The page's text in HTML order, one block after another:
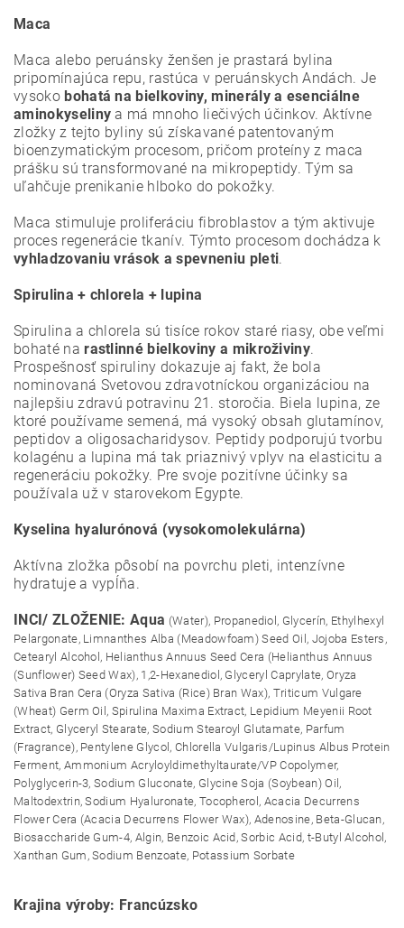
Maca
Maca alebo peruánsky ženšen je prastará bylina
pripomínajúca repu, rastúca v peruánskych Andách. Je
vysokobohatá na bielkoviny, minerály a esenciálne
aminokyseliny a má mnoho liečivých účinkov. Aktívne
zložky z tejto byliny sú získavané patentovaným
bioenzymatickým procesom, pričom proteíny z maca
prášku sú transformované na mikropeptidy. Tým sa
uľahčuje prenikanie hlboko do pokožky.
Maca stimuluje proliferáciu fibroblastov a tým aktivuje
proces regenerácie tkanív. Týmto procesom dochádza k
vyhladzovaniu vrások a spevneniu pleti.
Spirulina + chlorela + lupina
Spirulina a chlorela sú tisíce rokov staré riasy, obe veľmi
bohaté narastlinné bielkoviny a mikroživiny.
Prospešnosť spiruliny dokazuje aj fakt, že bola
nominovaná Svetovou zdravotníckou organizáciou na
najlepšiu zdravú potravinu 21. storočia. Biela lupina, ze
ktoré používame semená, má vysoký obsah glutamínov,
peptidov a oligosacharidysov. Peptidy podporujú tvorbu
kolagénu a lupina má tak priaznivý vplyv na elasticitu a
regeneráciu pokožky. Pre svoje pozitívne účinky sa
používala už v starovekom Egypte.
Kyselina hyalurónová (vysokomolekulárna)
Aktívna zložka pôsobí na povrchu pleti, intenzívne
hydratuje a vypĺňa.
INCI/ ZLOŽENIE: Aqua (Water), Propanediol, Glycerín, Ethylhexyl
Pelargonate, Limnanthes Alba (Meadowfoam) Seed Oil, Jojoba Esters,
Cetearyl Alcohol, Helianthus Annuus Seed Cera (Helianthus Annuus
(Sunflower) Seed Wax), 1,2-Hexanediol, Glyceryl Caprylate, Oryza
Sativa Bran Cera (Oryza Sativa (Rice) Bran Wax), Triticum Vulgare
(Wheat) Germ Oil, Spirulina Maxima Extract, Lepidium Meyenii Root
Extract, Glyceryl Stearate, Sodium Stearoyl Glutamate, Parfum
(Fragrance), Pentylene Glycol, Chlorella Vulgaris/Lupinus Albus Protein
Ferment, Ammonium Acryloyldimethyltaurate/VP Copolymer,
Polyglycerin-3, Sodium Gluconate, Glycine Soja (Soybean) Oil,
Maltodextrin, Sodium Hyaluronate, Tocopherol, Acacia Decurrens
Flower Cera (Acacia Decurrens Flower Wax), Adenosine, Beta-Glucan,
Biosaccharide Gum-4, Algin, Benzoic Acid, Sorbic Acid, t-Butyl Alcohol,
Xanthan Gum, Sodium Benzoate, Potassium Sorbate
Krajina výroby: Francúzsko